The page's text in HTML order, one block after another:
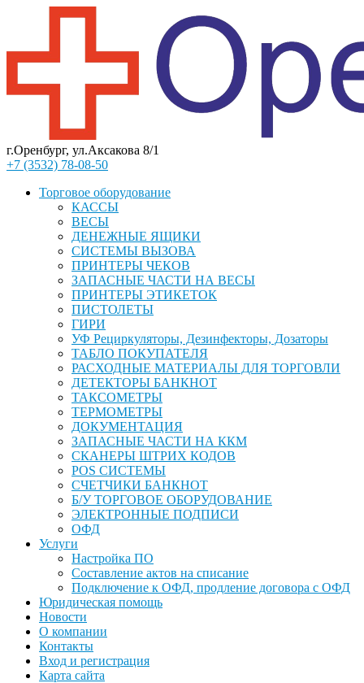
г.Оренбург, ул.Аксакова 8/1
+7 (3532) 78-08-50
Торговое оборудование
КАССЫ
ВЕСЫ
ДЕНЕЖНЫЕ ЯЩИКИ
СИСТЕМЫ ВЫЗОВА
ПРИНТЕРЫ ЧЕКОВ
ЗАПАСНЫЕ ЧАСТИ НА ВЕСЫ
ПРИНТЕРЫ ЭТИКЕТОК
ПИСТОЛЕТЫ
ГИРИ
УФ Рециркуляторы, Дезинфекторы, Дозаторы
ТАБЛО ПОКУПАТЕЛЯ
РАСХОДНЫЕ МАТЕРИАЛЫ ДЛЯ ТОРГОВЛИ
ДЕТЕКТОРЫ БАНКНОТ
ТАКСОМЕТРЫ
ТЕРМОМЕТРЫ
ДОКУМЕНТАЦИЯ
ЗАПАСНЫЕ ЧАСТИ НА ККМ
СКАНЕРЫ ШТРИХ КОДОВ
POS СИСТЕМЫ
СЧЕТЧИКИ БАНКНОТ
Б/У ТОРГОВОЕ ОБОРУДОВАНИЕ
ЭЛЕКТРОННЫЕ ПОДПИСИ
ОФД
Услуги
Настройка ПО
Составление актов на списание
Подключение к ОФД, продление договора с ОФД
Юридическая помощь
Новости
О компании
Контакты
Вход и регистрация
Карта сайта